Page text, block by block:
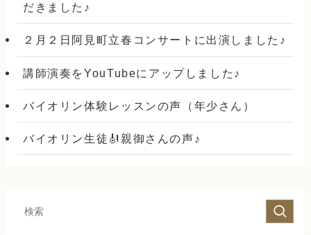
だきました♪
２月２日阿見町立春コンサートに出演しました♪
講師演奏をYouTubeにアップしました♪
バイオリン体験レッスンの声（年少さん）
バイオリン生徒🎻親御さんの声♪